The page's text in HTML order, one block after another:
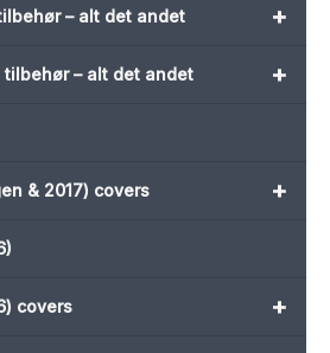
+
– alt det andet
+
tilbehør – alt det andet
+
& 2017) covers
+
covers